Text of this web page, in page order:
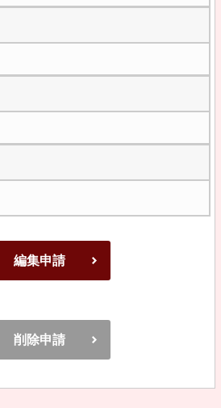
編集申請
削除申請